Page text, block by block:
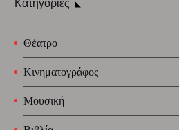
Κατηγορίες
Θέατρο
Κινηματογράφος
Μουσική